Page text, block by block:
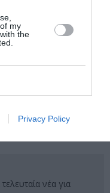
my
the
Privacy Policy
νέα για